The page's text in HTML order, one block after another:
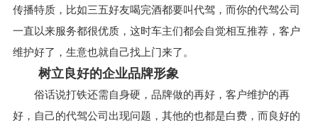
传播特质，比如三五好友喝完酒都要叫代驾，而你的代驾公司
一直以来服务都很优质，这时车主们都会自觉相互推荐，客户
维护好了，生意也就自己找上门来了。
树立良好的企业品牌形象
俗话说打铁还需自身硬，品牌做的再好，客户维护的再
好，自己的代驾公司出现问题，其他的也都是白费，而良好的